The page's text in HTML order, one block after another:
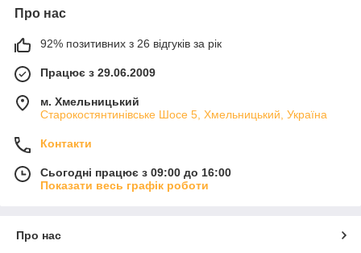
Про нас
92% позитивних з 26 відгуків за рік
Працює з 29.06.2009
м. Хмельницький
Старокостянтинівське Шосе 5, Хмельницький, Україна
Контакти
Сьогодні працює з 09:00 до 16:00
Показати весь графік роботи
Про нас